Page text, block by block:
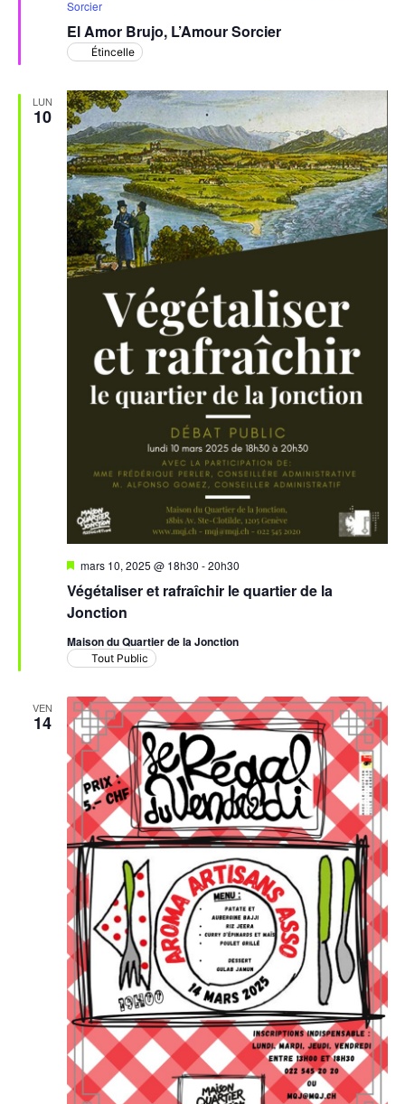
El Amor Brujo, L’Amour Sorcier
en
Sorcier
Étincelle
LUN
10
Végétaliser et rafraîchir le quartier de la
Jonction
Mis
avant
mars 10, 2025 @ 18h30 -20h30
Maison du Quartier de la Jonction
Tout Public
VEN
14